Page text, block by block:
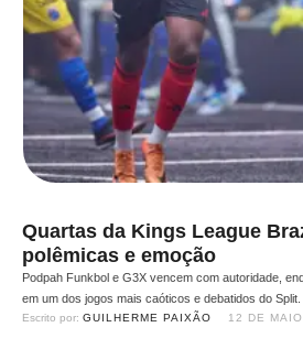
Quartas da Kings League
polêmicas e emoção
Podpah Funkbol e G3X vencem com autoridade,
em um dos jogos mais caóticos e debatidos do Split.
Escrito por: GUILHERME PAIXÃO 12 DE